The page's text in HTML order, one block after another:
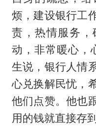
烦，建设银行工
责，热情服务
动，非常暖心，
生说，银行人情
心兑换解民忧，
他们点赞。他也
用的钱就直接存